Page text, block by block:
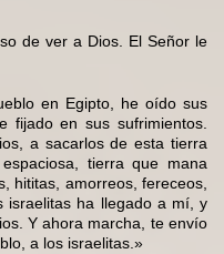
de ver a Dios. El Señor le
en Egipto, he oído sus
fijado en sus sufrimientos.
a sacarlos de esta tierra
tierra que mana
hititas, amorreos, fereceos,
israelitas ha llegado a mí, y
Y ahora marcha, te envío
a los israelitas.»